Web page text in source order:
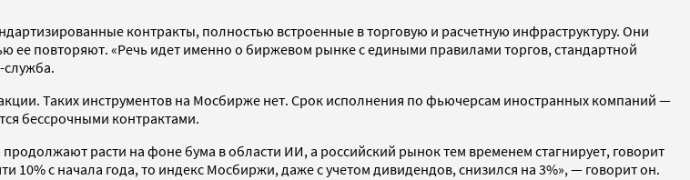
контракты, полностью встроенные в торговую и расчетную инфраструктуру. Они
ее повторяют. «Речь идет именно о биржевом рынке с едиными правилами торгов, стандартной
Таких инструментов на Мосбирже нет. Срок исполнения по фьючерсам иностранных компаний —
бессрочными контрактами.
расти на фоне бума в области ИИ, а российский рынок тем временем стагнирует, говорит
10% с начала года, то индекс Мосбиржи, даже с учетом дивидендов, снизился на 3%», — говорит он.